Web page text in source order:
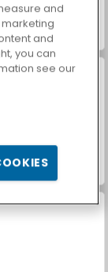
Story
Fish!
and
and
you can
see our